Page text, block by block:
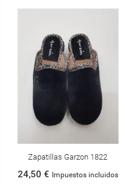
Zapatillas Garzon 1822
24,50 € Impuestos incluidos